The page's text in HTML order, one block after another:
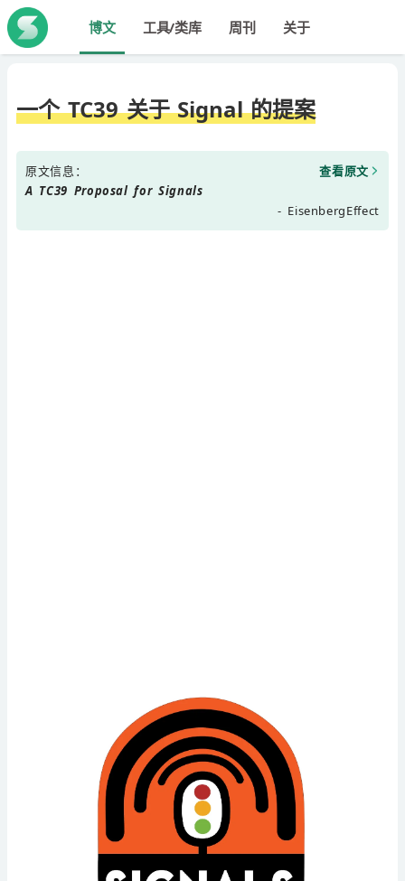
博文 工具/类库 周刊 关于
一个 TC39 关于 Signal 的提案
原文信息：
查看原文
A TC39 Proposal for Signals
- EisenbergEffect